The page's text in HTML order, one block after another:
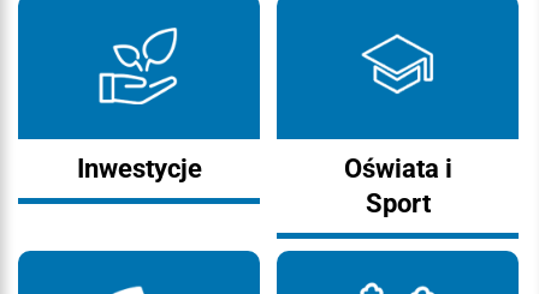
Inwestycje
Oświata i
Sport